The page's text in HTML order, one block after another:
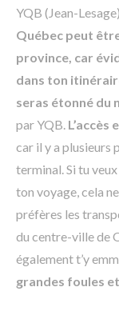
YQB (Jean-
Québec peut
province, car
dans ton
seras étonné du
par YQB.
car il y a plusieurs
terminal. Si tu
ton voyage, cela
préfères les
du centre-ville de
également t’y
grandes foules